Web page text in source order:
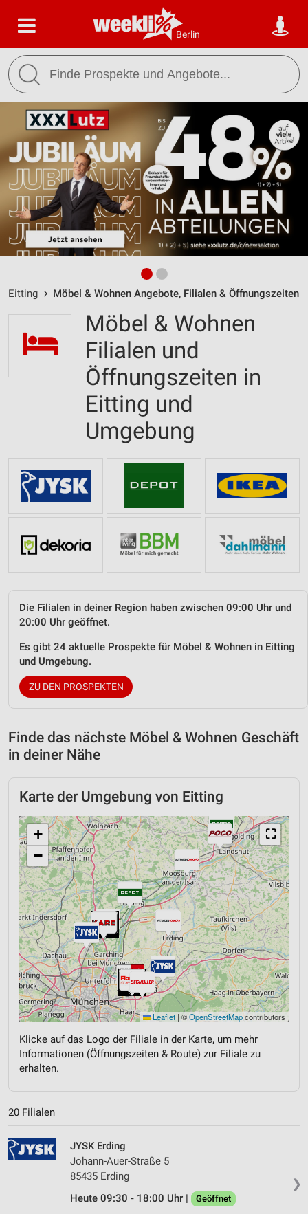
Berlin
Eitting Möbel & Wohnen Angebote, Filialen & Öffnungszeiten
Möbel & Wohnen
Filialen und
Öffnungszeiten in
Eitting und
Umgebung
Die Filialen in deiner Region haben zwischen 09:00 Uhr und
20:00 Uhr geöffnet.
Es gibt 24 aktuelle Prospekte für Möbel & Wohnen in Eitting
und Umgebung.
ZU DEN PROSPEKTEN
Finde das nächste Möbel & Wohnen Geschäft
in deiner Nähe
Karte der Umgebung von Eitting
⛶
+
−
Leaflet | ©OpenStreetMapcontributors
Klicke auf das Logo der Filiale in der Karte, um mehr
Informationen (Öffnungszeiten & Route) zur Filiale zu
erhalten.
20 Filialen
❯
JYSK Erding
Johann-Auer-Straße 5
85435 Erding
Heute 09:30 - 18:00 Uhr |
Geöffnet